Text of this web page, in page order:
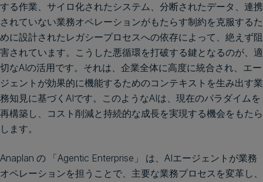
する作業、サイロ化されたシステム、分断されたデータ、連携
されていない業務オペレーションがもたらす制約を克服するた
めに設計されたレガシープロセスへの依存によって、絶えず阻
害されています。こうした悪循環を打破する鍵となるのが、適
切なAIの活用です。それは、企業全体に高度に統合され、エー
ジェントが効果的に機能するためのコンテキストを生み出す業
務知見に基づくAIです。このようなAIは、現在のパラダイムを
再構築し、コスト削減と持続的な成長を実現する機会をもたら
します。
Anaplan の 「Agentic Enterprise」 は、AIエージェントが業務
オペレーションを担うことで、主要な業務プロセスを変革し、